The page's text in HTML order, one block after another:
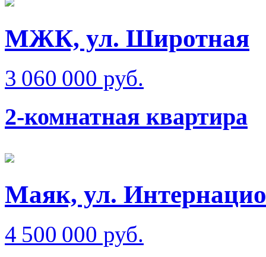
МЖК, ул. Широтная
3 060 000 руб.
2-комнатная квартира
Маяк, ул.
4 500 000 руб.